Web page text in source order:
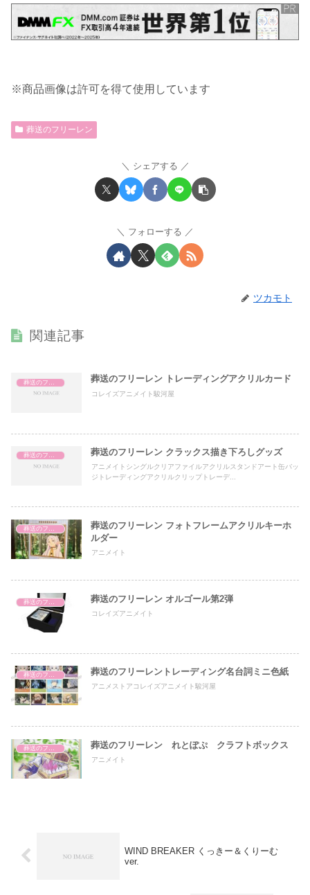
※商品画像は許可を得て使用しています
葬送のフリーレン
シェアする
フォローする
ツカモト
関連記事
葬送のフリーレン トレーディングアクリルカード
コレイズアニメイト駿河屋
葬送のフリーレン 葬送のフリーレン クラックス描き下ろしグッズ
アニメイトシングルクリアファイルアクリルスタンドアート缶バッ
ジトレーディングアクリルクリップトレーデ...
葬送のフリーレン
葬送のフリーレン フォトフレームアクリルキーホ
ルダー
アニメイト
葬送のフリーレン オルゴール第2弾
コレイズアニメイト
葬送のフリーレン 葬送のフリーレントレーディング名台詞ミニ色紙
アニメストアコレイズアニメイト駿河屋
葬送のフリーレン 葬送のフリーレン れとぽぷ クラフトボックス
アニメイト
WIND BREAKER くっきー＆くりーむ
ver.